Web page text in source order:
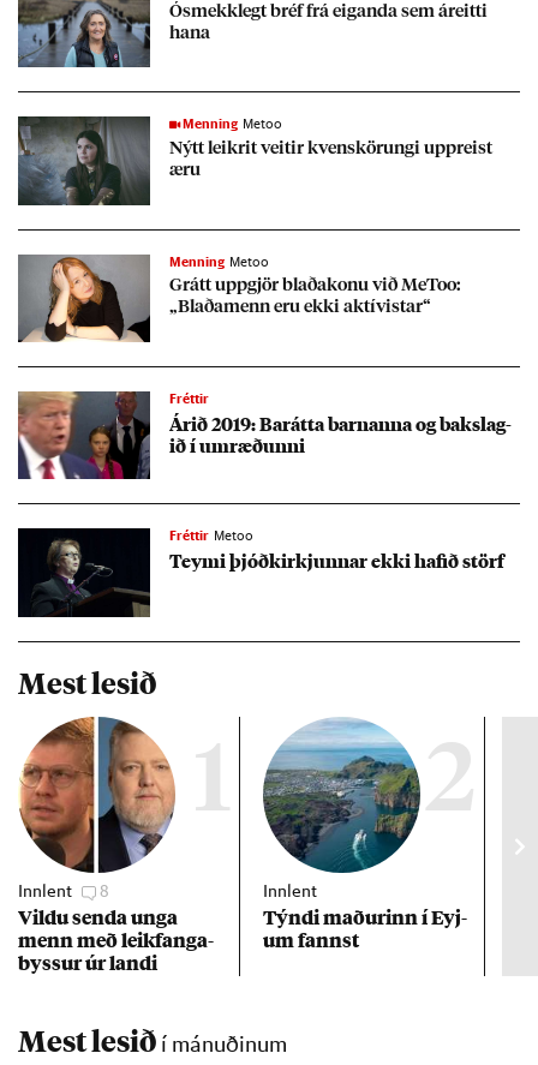
Ósmekk­legt bréf frá eig­anda sem áreitti
hana
Menning Metoo
Nýtt leik­rit veit­ir kven­skör­ungi upp­reist
æru
Menning Metoo
Grátt upp­gjör blaða­konu við MeT­oo:
„Blaða­menn eru ekki aktív­ist­ar“
Fréttir
Ár­ið 2019: Bar­átta barn­anna og bak­slag­
ið í um­ræð­unni
Fréttir Metoo
Teymi þjóð­kirkj­unn­ar ekki haf­ið störf
Mest lesið
1
Innlent 8
Vildu senda unga
menn með leik­fanga­
byss­ur úr landi
2
Innlent
Týndi mað­ur­inn í Eyj­
um fannst
Mest lesið í mánuðinum